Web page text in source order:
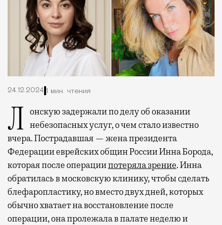
24.12.2024 1 мин. чтения
Лонскую задержали по делу об оказании небезопасных услуг, о чем стало известно
вчера. Пострадавшая — жена президента
Федерации еврейских общин России Инна Борода,
которая после операциипотеряла зрение. Инна
обратилась в московскую клинику, чтобы сделать
блефаропластику, но вместо двух дней, которых
обычно хватает на восстановление после
операции, она пролежала в палате неделю и